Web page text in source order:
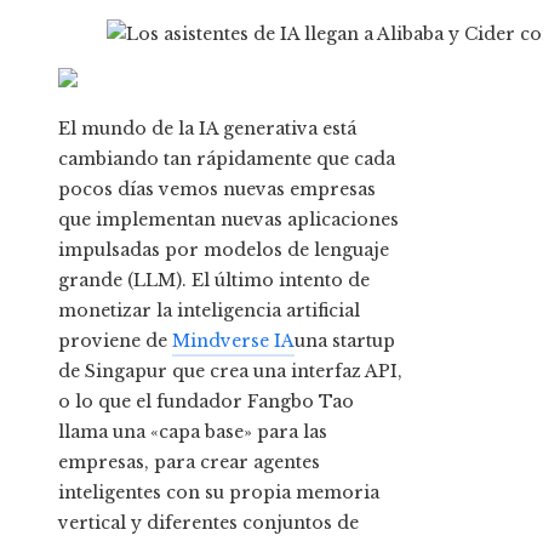
El mundo de la IA generativa está
cambiando tan rápidamente que cada
pocos días vemos nuevas empresas
que implementan nuevas aplicaciones
impulsadas por modelos de lenguaje
grande (LLM). El último intento de
monetizar la inteligencia artificial
proviene de Mindverse IAuna startup
de Singapur que crea una interfaz API,
o lo que el fundador Fangbo Tao
llama una «capa base» para las
empresas, para crear agentes
inteligentes con su propia memoria
vertical y diferentes conjuntos de